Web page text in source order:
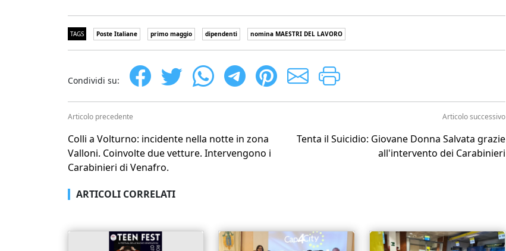
TAGS Poste Italiane primo maggio dipendenti nomina MAESTRI DEL LAVORO
Condividi su:
Articolo precedente
Colli a Volturno: incidente nella notte in zona
Valloni. Coinvolte due vetture. Intervengono i
Carabinieri di Venafro.
Articolo successivo
Tenta il Suicidio: Giovane Donna Salvata grazie
all'intervento dei Carabinieri
ARTICOLI CORRELATI